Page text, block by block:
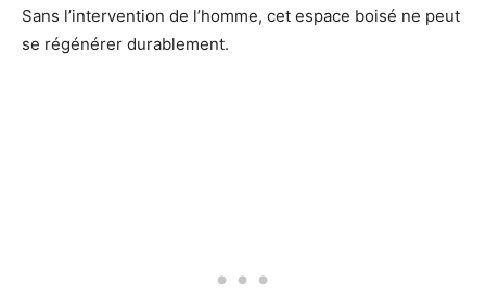
Sans l’intervention de l’homme, cet espace boisé ne peut
se régénérer durablement.